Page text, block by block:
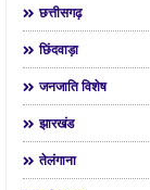
छत्तीसगढ़
छिंदवाड़ा
जनजाति विशेष
झारखंड
तेलंगाना